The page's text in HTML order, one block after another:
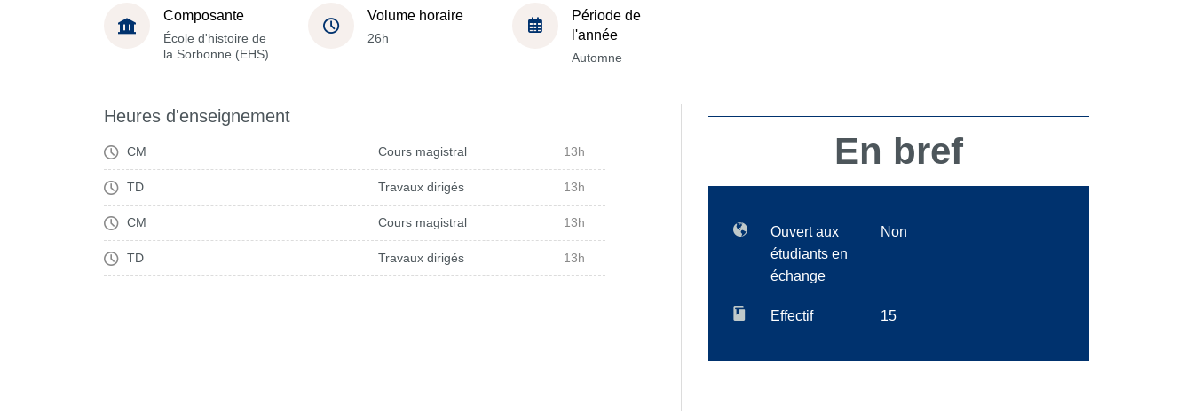
Composante
École d'histoire de
la Sorbonne (EHS)
Volume horaire
26h
Période de
l'année
Automne
Heures d'enseignement
CM Cours magistral 13h
TD Travaux dirigés 13h
CM Cours magistral 13h
TD Travaux dirigés 13h
En bref
Ouvert aux
étudiants en
échange
Non
Effectif 15